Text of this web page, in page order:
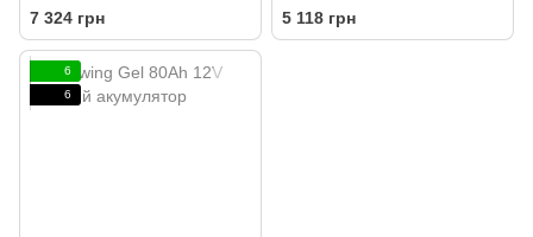
7 324 грн 5 118 грн
6
6